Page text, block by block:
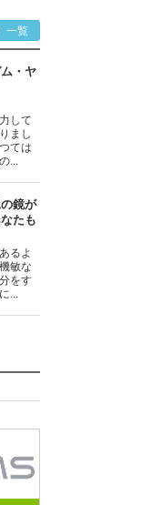
一覧
・ヤ
して
まし
ては
...
鏡が
たも
るよ
敏な
をす
...